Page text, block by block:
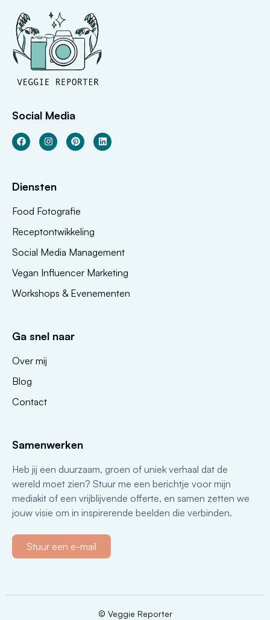
Social Media
Diensten
Food Fotografie
Receptontwikkeling
Social Media Management
Vegan Influencer Marketing
Workshops & Evenementen
Ga snel naar
Over mij
Blog
Contact
Samenwerken
Heb jij een duurzaam, groen of uniek verhaal dat de
wereld moet zien? Stuur me een berichtje voor mijn
mediakit of een vrijblijvende offerte, en samen zetten we
jouw visie om in inspirerende beelden die verbinden.
Stuur een e-mail
© Veggie Reporter